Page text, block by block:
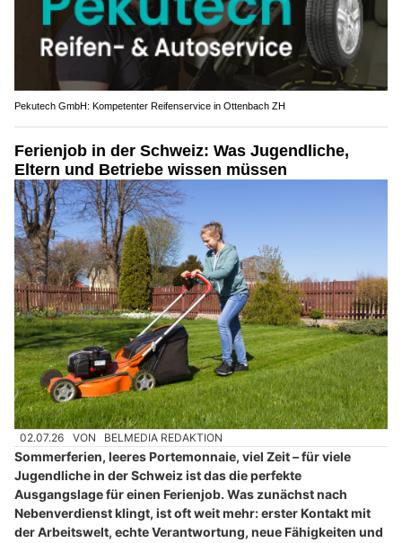
Pekutech GmbH: Kompetenter Reifenservice in Ottenbach ZH
Ferienjob in der Schweiz: Was Jugendliche,
Eltern und Betriebe wissen müssen
02.07.26 VON BELMEDIA REDAKTION
Sommerferien, leeres Portemonnaie, viel Zeit – für viele
Jugendliche in der Schweiz ist das die perfekte
Ausgangslage für einen Ferienjob. Was zunächst nach
Nebenverdienst klingt, ist oft weit mehr: erster Kontakt mit
der Arbeitswelt, echte Verantwortung, neue Fähigkeiten und